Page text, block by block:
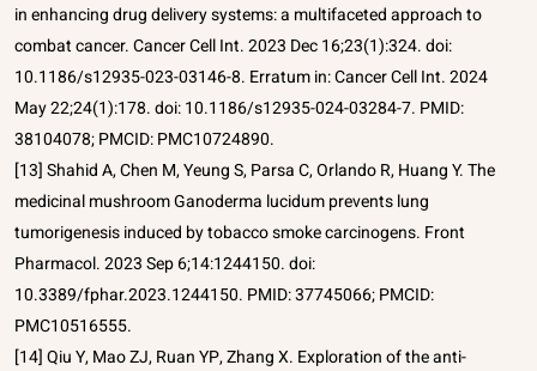
in enhancing drug delivery systems: a multifaceted approach to
combat cancer. Cancer Cell Int. 2023 Dec 16;23(1):324. doi:
10.1186/s12935-023-03146-8. Erratum in: Cancer Cell Int. 2024
May 22;24(1):178. doi: 10.1186/s12935-024-03284-7. PMID:
38104078; PMCID: PMC10724890.
[13] Shahid A, Chen M, Yeung S, Parsa C, Orlando R, Huang Y. The
medicinal mushroom Ganoderma lucidum prevents lung
tumorigenesis induced by tobacco smoke carcinogens. Front
Pharmacol. 2023 Sep 6;14:1244150. doi:
10.3389/fphar.2023.1244150. PMID: 37745066; PMCID:
PMC10516555.
[14] Qiu Y, Mao ZJ, Ruan YP, Zhang X. Exploration of the anti-